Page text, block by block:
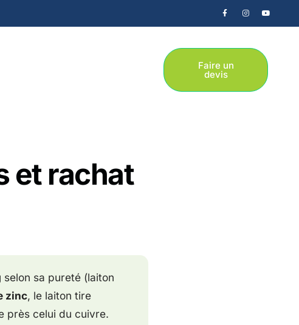
Faire un
devis
et rachat
selon sa pureté (laiton
zinc, le laiton tire
près celui du cuivre.